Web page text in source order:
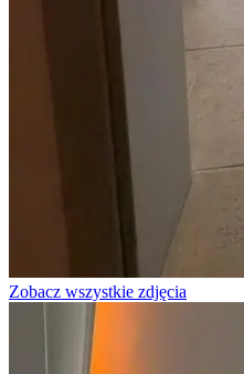
Zobacz wszystkie zdjęcia